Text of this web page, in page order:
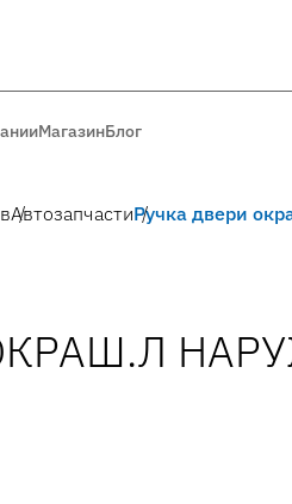
МагазинБлог
АвтозапчастиРучка двери